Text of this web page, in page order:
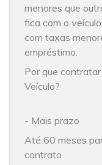
menores que
fica com o
com taxas
empréstimo.
Por que
Veículo?
- Mais prazo
Até 60 meses
contrato